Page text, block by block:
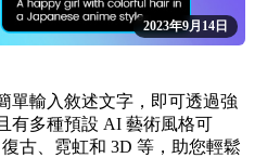
2023年9月14日
單輸入敘述文字，即可透過強
有多種預設 AI 藝術風格可
古、霓虹和 3D 等，助您輕鬆